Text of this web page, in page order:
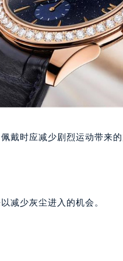
号亨特国际金融中心14楼
昆明广场写字楼10层06室
勒泰中心写字楼B座13层07
城长安国际中心E座6楼10
华润大厦B座17层1707室（
达广场写字楼A座10层1002
腾达中心东1幢20楼2002室
16号兰州中心写字楼21层
玛强尼售后服务中心（需提
帕玛强尼售后服务中心（需
戴时应减少剧烈运动带来
减少灰尘进入的机会。